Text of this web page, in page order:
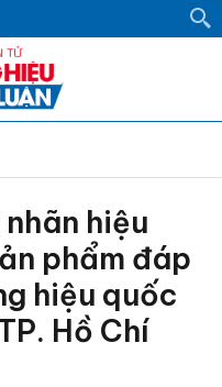
hiệu
phẩm đáp
hiệu quốc
Hồ Chí